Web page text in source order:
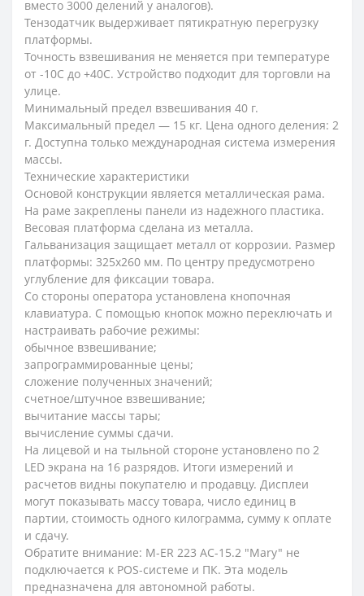
вместо 3000 делений у аналогов).
Тензодатчик выдерживает пятикратную перегрузку
платформы.
Точность взвешивания не меняется при температуре
от -10С до +40С. Устройство подходит для торговли на
улице.
Минимальный предел взвешивания 40 г.
Максимальный предел — 15 кг. Цена одного деления: 2
г. Доступна только международная система измерения
массы.
Технические характеристики
Основой конструкции является металлическая рама.
На раме закреплены панели из надежного пластика.
Весовая платформа сделана из металла.
Гальванизация защищает металл от коррозии. Размер
платформы: 325х260 мм. По центру предусмотрено
углубление для фиксации товара.
Со стороны оператора установлена кнопочная
клавиатура. С помощью кнопок можно переключать и
настраивать рабочие режимы:
обычное взвешивание;
запрограммированные цены;
сложение полученных значений;
счетное/штучное взвешивание;
вычитание массы тары;
вычисление суммы сдачи.
На лицевой и на тыльной стороне установлено по 2
LED экрана на 16 разрядов. Итоги измерений и
расчетов видны покупателю и продавцу. Дисплеи
могут показывать массу товара, число единиц в
партии, стоимость одного килограмма, сумму к оплате
и сдачу.
Обратите внимание: M-ER 223 AC-15.2 "Mary" не
подключается к POS-системе и ПК. Эта модель
предназначена для автономной работы.